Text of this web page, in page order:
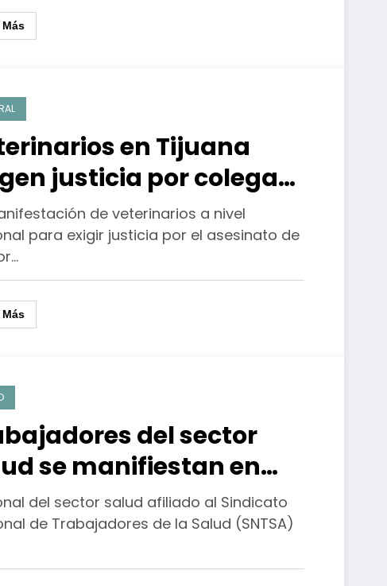
Más
en Tijuana
justicia por colega
en Estado de
de veterinarios a nivel
para exigir justicia por el asesinato de
Más
del sector
se manifiestan en
por falta de insumos
del sector salud afiliado al Sindicato
de Trabajadores de la Salud (SNTSA)